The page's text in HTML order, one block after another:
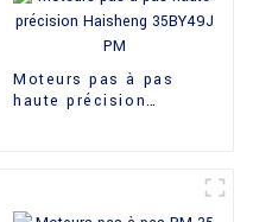
Moteurs pas à pas
haute précision